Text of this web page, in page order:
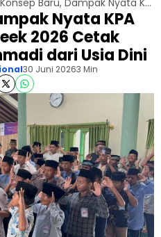
Konsep Baru, Dampak Nyata KPA Experiment Week 2026 Cetak Generasi Emas Ahmadi dari Usia Dini
Nyata KPA
2026 Cetak
dari Usia Dini
30 Juni 20263 Min